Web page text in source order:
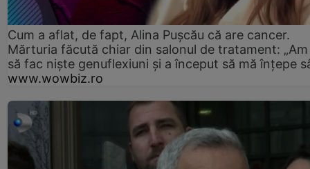
Cum a aflat, de fapt, Alina Pușcău că are cancer.
Mărturia făcută chiar din salonul de tratament:
să fac niște genuflexiuni și a început să mă înțepe
www.wowbiz.ro